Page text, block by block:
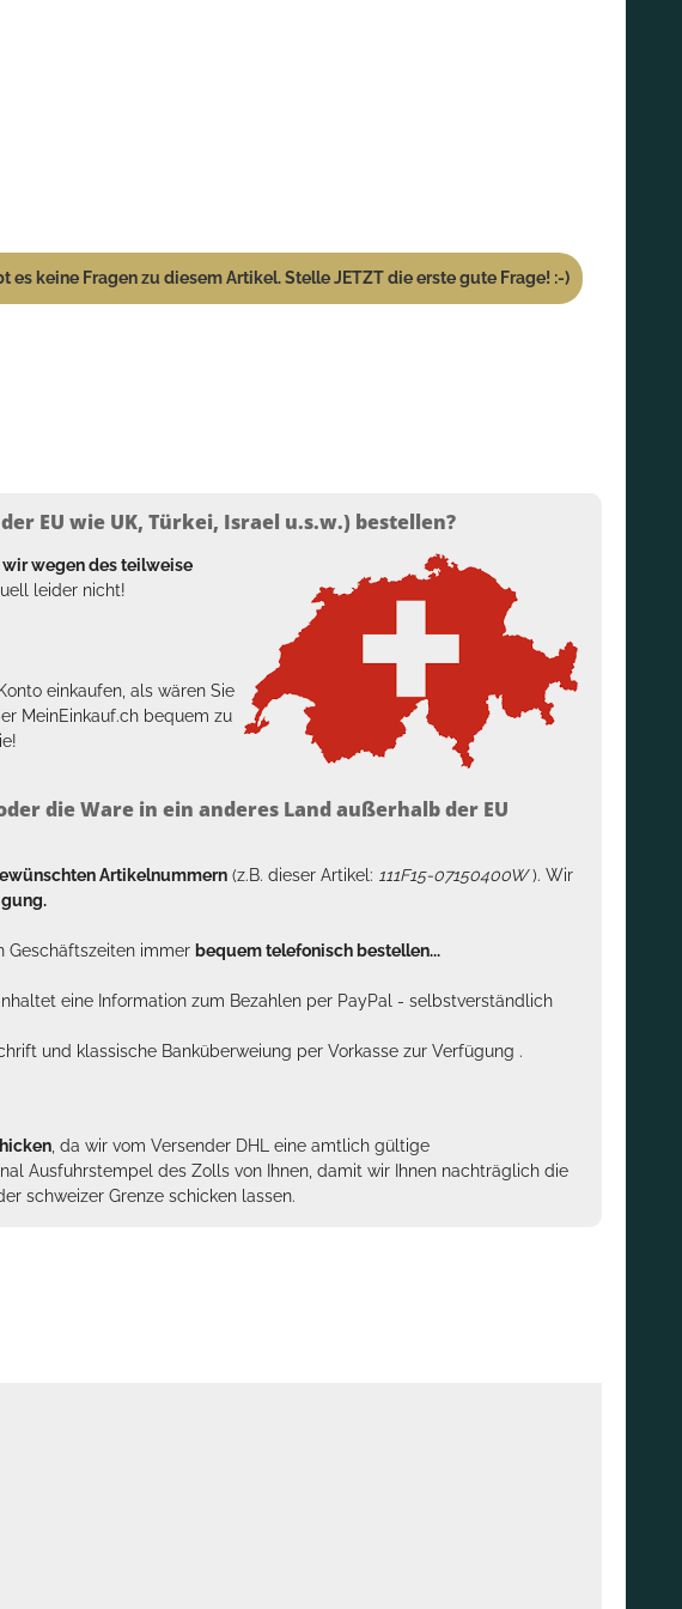
es keine Fragen zu diesem Artikel. Stelle JETZT die erste gute Frage! :-)
EU wie UK, Türkei, Israel u.s.w.) bestellen?
wegen des teilweise
leider nicht!
einkaufen, als wären Sie
MeinEinkauf.ch bequem zu
die Ware in ein anderes Land außerhalb der EU
Artikelnummern (z.B. dieser Artikel: 111F15-07150400W). Wir
Geschäftszeiten immer bequem telefonisch bestellen...
eine Information zum Bezahlen per PayPal - selbstverständlich
und klassische Banküberweiung per Vorkasse zur Verfügung .
, da wir vom Versender DHL eine amtlich gültige
Ausfuhrstempel des Zolls von Ihnen, damit wir Ihnen nachträglich die
schweizer Grenze schicken lassen.